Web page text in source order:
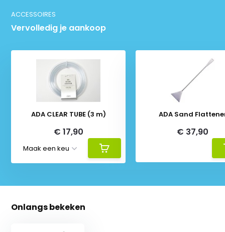
ACCESSOIRES
Vervolledig je aankoop
ADA CLEAR TUBE (3 m)
€ 17,90
ADA Sand
€ 37,90
Onlangs bekeken